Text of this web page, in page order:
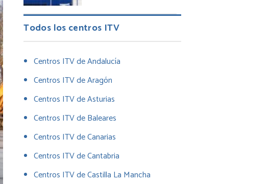
Todos los centros ITV
Centros ITV de Andalucía
Centros ITV de Aragón
Centros ITV de Asturias
Centros ITV de Baleares
Centros ITV de Canarias
Centros ITV de Cantabria
Centros ITV de Castilla La Mancha